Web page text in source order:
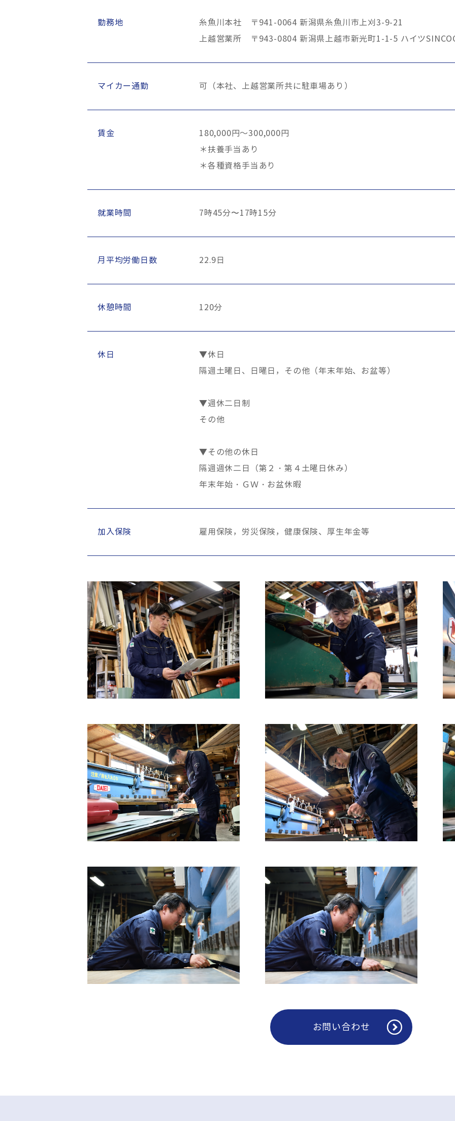
勤務地
糸魚川本社 〒941-0064 新潟県糸魚川市上刈3-9-21
上越営業所 〒943-0804 新潟県上越市新光町1-1-5 ハイツ
マイカー通勤 可（本社、上越営業所共に駐車場あり）
賃金
180,000円～300,000円
＊扶養手当あり
＊各種資格手当あり
就業時間 7時45分〜17時15分
月平均労働日数 22.9日
休憩時間 120分
休日
▼休日
隔週土曜日、日曜日，その他（年末年始、お盆等）
▼週休二日制
その他
▼その他の休日
隔週週休二日（第２・第４土曜日休み）
年末年始・ＧＷ・お盆休暇
加入保険 雇用保険，労災保険，健康保険、厚生年金等
お問い合わせ